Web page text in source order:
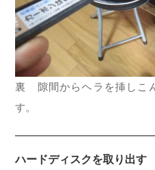
裏 隙間からヘラを挿しこ
す。
ハードディスクを取り出す